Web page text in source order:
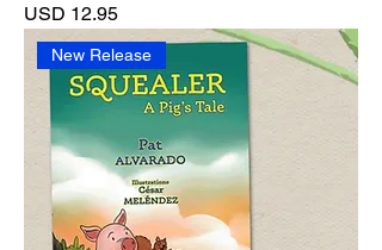
Precio
USD 12.95
New Release